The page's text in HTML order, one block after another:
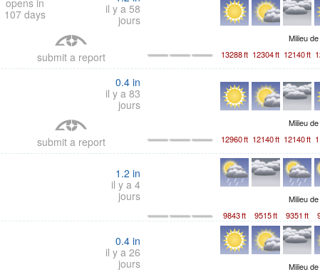
opens in
107 days
il y a 58
jours
submit a report
Milieu
13288ft 12304ft 12140ft
0.4 in
il y a 83
jours
submit a report
Milieu
12960ft 12140ft 12140ft
1.2 in
il y a 4
jours
Milieu
9843ft 9515ft 9351 ft
0.4 in
il y a 26
jours
Milieu